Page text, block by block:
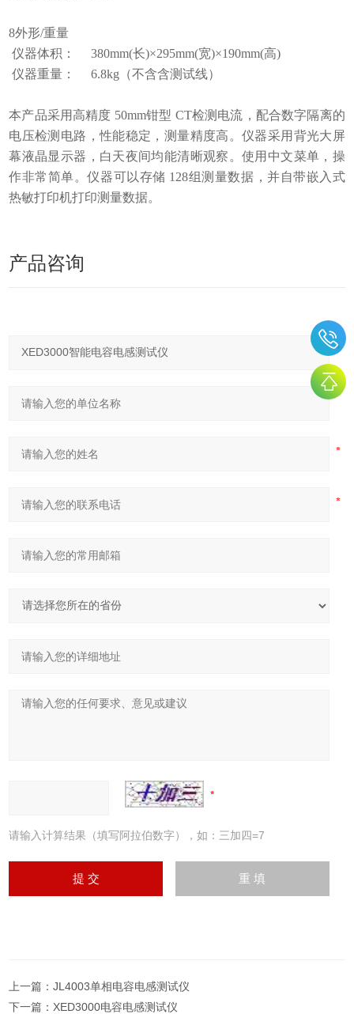
8外形/重量
仪器体积： 380mm(长)×295mm(宽)×190mm(高)
仪器重量： 6.8kg（不含含测试线）
本产品采用高精度 50mm钳型 CT检测电流，配合数字隔离的
电压检测电路，性能稳定，测量精度高。仪器采用背光大屏
幕液晶显示器，白天夜间均能清晰观察。使用中文菜单，操
作非常简单。仪器可以存储 128组测量数据，并自带嵌入式
热敏打印机打印测量数据。
产品咨询
请输入计算结果（填写阿拉伯数字），如：三加四=7
上一篇：JL4003单相电容电感测试仪
下一篇：XED3000电容电感测试仪